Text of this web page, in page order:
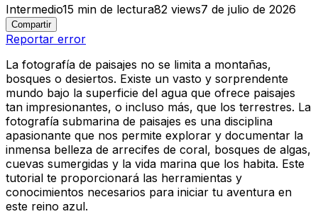
Intermedio15 min de lectura82 views7 de julio de 2026
Compartir
Reportar error
La fotografía de paisajes no se limita a montañas,
bosques o desiertos. Existe un vasto y sorprendente
mundo bajo la superficie del agua que ofrece paisajes
tan impresionantes, o incluso más, que los terrestres. La
fotografía submarina de paisajes es una disciplina
apasionante que nos permite explorar y documentar la
inmensa belleza de arrecifes de coral, bosques de algas,
cuevas sumergidas y la vida marina que los habita. Este
tutorial te proporcionará las herramientas y
conocimientos necesarios para iniciar tu aventura en
este reino azul.